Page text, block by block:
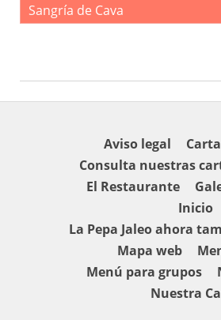
Sangría de Cava
Aviso legal
Consulta nuestras
El Restaurante
Inicio
La Pepa Jaleo ahora
Mapa web
Menú para grupos
Nuestra